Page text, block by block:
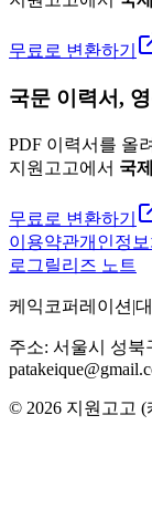
무료로 변환하기
국문 이력서,
PDF 이력서를 올
지원고고에서 국
무료로 변환하기
이용약관개인정
로그 릴리즈 노트
케익코퍼레이션 |
주소: 서울시 성북
© 2026 지원고고